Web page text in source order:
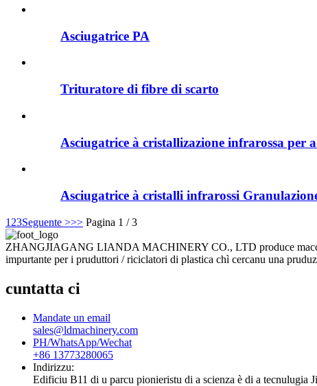
Asciugatrice PA
Trituratore di fibre di scarto
Asciugatrice à cristallizazione infrarossa per
Asciugatrice à cristalli infrarossi
1 23Seguente >>> Pagina 1 / 3
ZHANGJIAGANG LIANDA MACHINERY CO., LTD produce
impurtante per i pruduttori / riciclatori di plastica chì cercanu una
cuntatta ci
Mandate un email
sales@ldmachinery.com
PH/WhatsApp/Wechat
+86 13773280065
Indirizzu:
Edificiu B11 di u parcu pionieristu di a scienza è di a tecnulugia